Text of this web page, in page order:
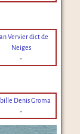
Vervier dict de
Neiges
-
Denis Groma
-